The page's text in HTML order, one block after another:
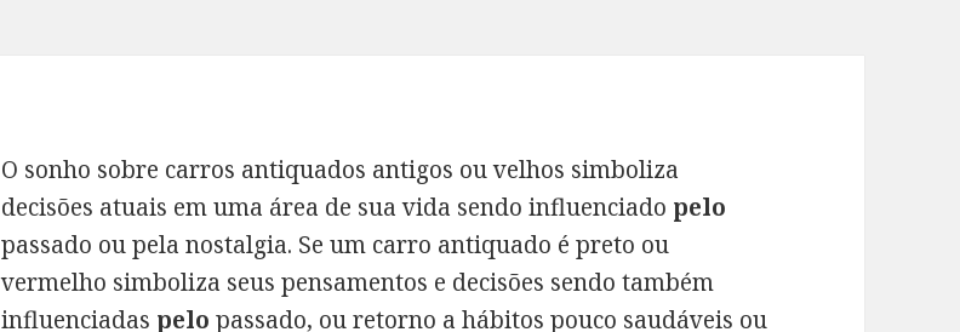
O sonho sobre carros antiquados antigos ou velhos simboliza
decisões atuais em uma área de sua vida sendo influenciado pelo
passado ou pela nostalgia. Se um carro antiquado é preto ou
vermelho simboliza seus pensamentos e decisões sendo também
influenciadas pelo passado, ou retorno a hábitos pouco saudáveis ou